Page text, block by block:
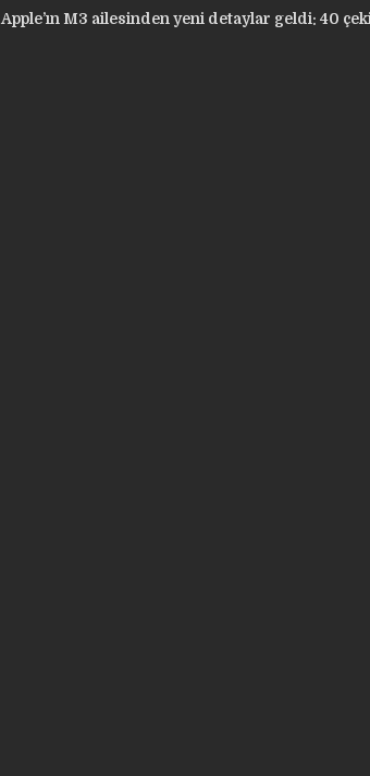
Apple’ın M3 ailesinden yeni detaylar geldi: 40